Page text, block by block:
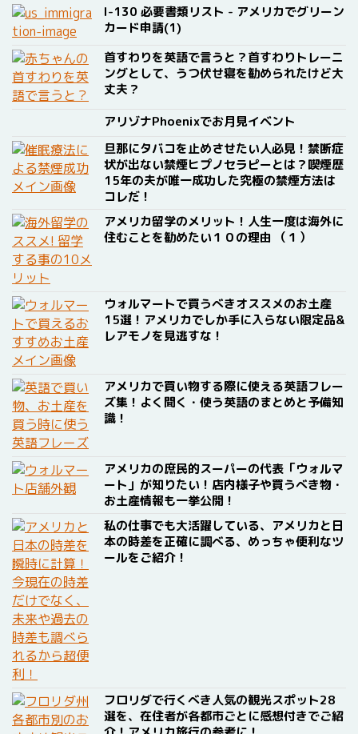
I-130 必要書類リスト - アメリカでグリーン
カード申請(1)
首すわりを英語で言うと？首すわりトレーニ
ングとして、うつ伏せ寝を勧められたけど大
丈夫？
アリゾナPhoenixでお月見イベント
旦那にタバコを止めさせたい人必見！禁断症
状が出ない禁煙ヒプノセラピーとは？喫煙歴
15年の夫が唯一成功した究極の禁煙方法は
コレだ！
アメリカ留学のメリット！人生一度は海外に
住むことを勧めたい１０の理由 （１）
ウォルマートで買うべきオススメのお土産
15選！アメリカでしか手に入らない限定品&
レアモノを見逃すな！
アメリカで買い物する際に使える英語フレー
ズ集！よく聞く・使う英語のまとめと予備知
識！
アメリカの庶民的スーパーの代表「ウォルマ
ート」が知りたい！店内様子や買うべき物・
お土産情報も一挙公開！
私の仕事でも大活躍している、アメリカと日
本の時差を正確に調べる、めっちゃ便利なツ
ールをご紹介！
フロリダで行くべき人気の観光スポット28
選を、在住者が各都市ごとに感想付きでご紹